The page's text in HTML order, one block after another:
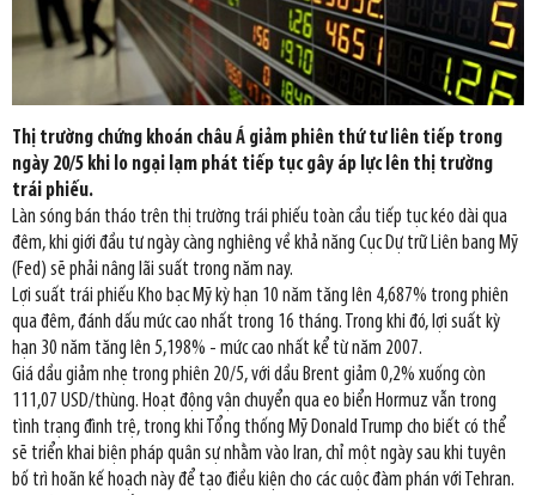
Thị trường chứng khoán châu Á giảm phiên thứ tư liên tiếp trong
ngày 20/5 khi lo ngại lạm phát tiếp tục gây áp lực lên thị trường
trái phiếu.
Làn sóng bán tháo trên thị trường trái phiếu toàn cầu tiếp tục kéo dài qua
đêm, khi giới đầu tư ngày càng nghiêng về khả năng Cục Dự trữ Liên bang Mỹ
(Fed) sẽ phải nâng lãi suất trong năm nay.
Lợi suất trái phiếu Kho bạc Mỹ kỳ hạn 10 năm tăng lên 4,687% trong phiên
qua đêm, đánh dấu mức cao nhất trong 16 tháng. Trong khi đó, lợi suất kỳ
hạn 30 năm tăng lên 5,198% - mức cao nhất kể từ năm 2007.
Giá dầu giảm nhẹ trong phiên 20/5, với dầu Brent giảm 0,2% xuống còn
111,07 USD/thùng. Hoạt động vận chuyển qua eo biển Hormuz vẫn trong
tình trạng đình trệ, trong khi Tổng thống Mỹ Donald Trump cho biết có thể
sẽ triển khai biện pháp quân sự nhằm vào Iran, chỉ một ngày sau khi tuyên
bố trì hoãn kế hoạch này để tạo điều kiện cho các cuộc đàm phán với Tehran.